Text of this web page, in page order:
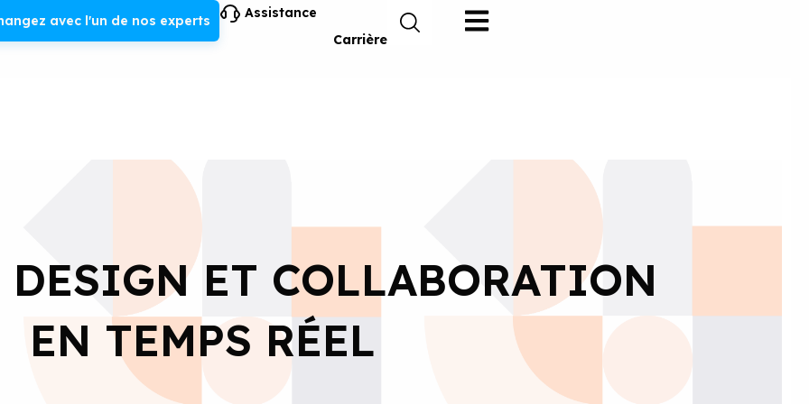
avec l'un de nos experts
Assistance
Carrière
ET COLLABORATION
EN TEMPS RÉEL